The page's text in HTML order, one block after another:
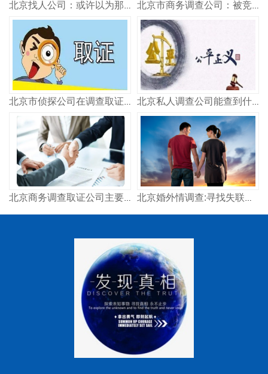
北京找人公司：或许以为那些出轨者在婚后过得幸福，但是他们的悲伤你不会了解？ 北京市商务调查公司：被竞业限制困住的员工们， 竞业限制是否合理合法？
北京市侦探公司在调查取证方面，我们通过在专业律师的指引下采集证据 北京私人调查公司能查到什么信息？
北京商务调查取证公司主要做什么？ 北京婚外情调查:寻找失联人员时，如何找到最有效的方法？